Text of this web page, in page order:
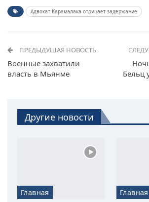
Адвокат Карамалака отрицает задержание
ПРЕДЫДУЩАЯ НОВОСТЬ
Военные захватили
власть в Мьянме
Бельц
Другие новости
Главная Главная